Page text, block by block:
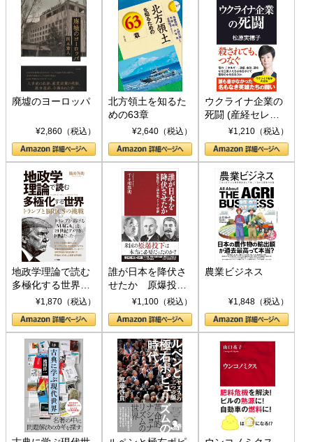
廃墟のヨーロッパ
¥2,860（税込）
北方領土を知るた
めの63章
¥2,640（税込）
ウクライナ企業の
死闘 (産経セレク
ト S 039)¥1,210（税込）
地政学理論で読む
多極化する世界：
トランプとBRICS
の挑戦
¥1,870（税込）
誰が日本を降伏さ
せたか 原爆投
下、ソ連参戦、そ
して聖断 (PHP新
書)
¥1,100（税込）
農業ビジネス
¥1,848（税込）